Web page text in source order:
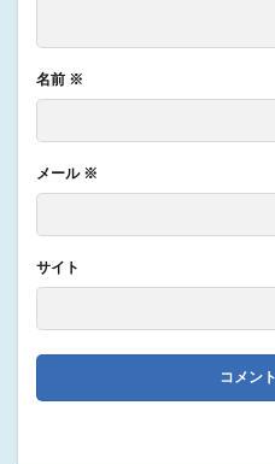
名前 ※
メール ※
サイト